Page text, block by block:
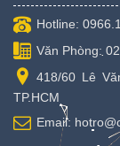
Hotline:
Văn Phòng:
418/60 Lê
TP.HCM
Email: